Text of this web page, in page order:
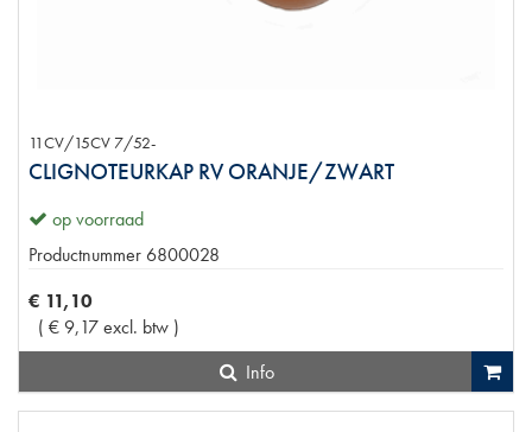
11CV/15CV 7/52-
CLIGNOTEURKAP RV ORANJE/ZWART
op voorraad
Productnummer 6800028
€ 11,10
( € 9,17excl. btw )
Info